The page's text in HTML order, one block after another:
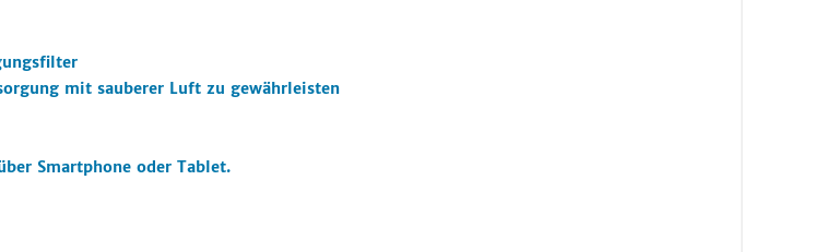
mit sauberer Luft zu gewährleisten
Smartphone oder Tablet.